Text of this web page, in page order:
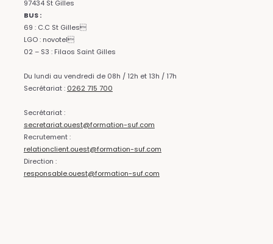
97434 St Gilles
BUS :
69 : C.C St Gilles
LGO : novotel
02 – S3 : Filaos Saint Gilles
Du lundi au vendredi de 08h / 12h et 13h / 17h
Secrétariat : 0262 715 700
Secrétariat :
secretariat.ouest@formation-suf.com
Recrutement :
relationclient.ouest@formation-suf.com
Direction :
responsable.ouest@formation-suf.com